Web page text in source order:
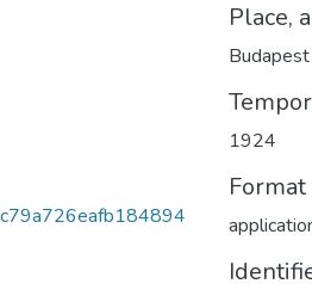
Place,
Budapest
1924
Format